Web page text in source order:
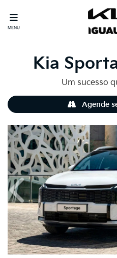
MENU
Kia
Um sucesso
Agende
Anterior